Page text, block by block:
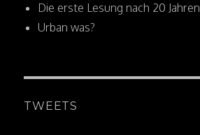
Die erste Lesung nach 20 Jahren
Urban was?
TWEETS